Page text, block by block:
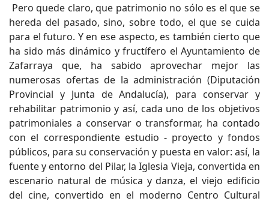
Pero quede claro, que patrimonio no sólo es el que se
hereda del pasado, sino, sobre todo, el que se cuida
para el futuro. Y en ese aspecto, es también cierto que
ha sido más dinámico y fructífero el Ayuntamiento de
Zafarraya que, ha sabido aprovechar mejor las
numerosas ofertas de la administración (Diputación
Provincial y Junta de Andalucía), para conservar y
rehabilitar patrimonio y así, cada uno de los objetivos
patrimoniales a conservar o transformar, ha contado
con el correspondiente estudio - proyecto y fondos
públicos, para su conservación y puesta en valor: así, la
fuente y entorno del Pilar, la Iglesia Vieja, convertida en
escenario natural de música y danza, el viejo edificio
del cine, convertido en el moderno Centro Cultural